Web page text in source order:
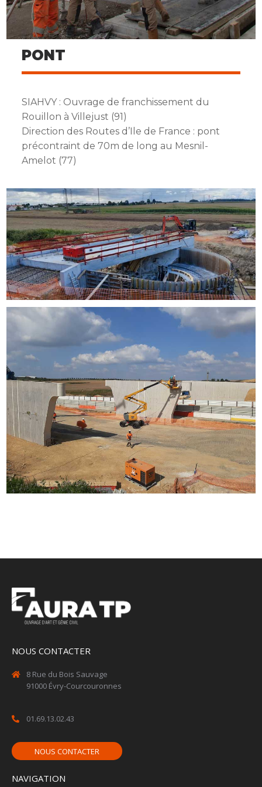
PONT
SIAHVY : Ouvrage de franchissement du
Rouillon à Villejust (91)
Direction des Routes d’Ile de France : pont
précontraint de 70m de long au Mesnil-
Amelot (77)
NOUS CONTACTER
8 Rue du Bois Sauvage
91000 Évry-Courcouronnes
01.69.13.02.43
NOUS CONTACTER
NAVIGATION